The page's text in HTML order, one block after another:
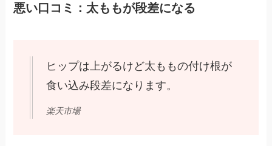
悪い口コミ：太ももが段差になる
ヒップは上がるけど太ももの付け根が
食い込み段差になります。
楽天市場